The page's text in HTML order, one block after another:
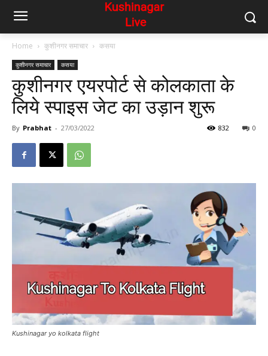
Home कुशीनगर समाचार कसया
कुशीनगर समाचार कसया
कुशीनगर एयरपोर्ट से कोलकाता के
लिये स्पाइस जेट का उड़ान शुरू
By Prabhat - 27/03/2022 0
832
Kushinagar yo kolkata flight